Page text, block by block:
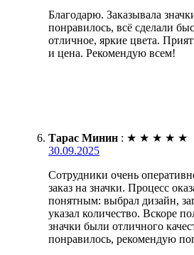
Благодарю. Заказывала
понравилось, всё сделали
отличное, яркие цвета.
и цена. Рекомендую всем!
Тарас Минин : ★ ★ ★ ★ ★
30.09.2025
Сотрудники очень
заказ на значки. Процесс
понятным: выбрал дизайн,
указал количество. Вскоре
значки были отличного
понравилось, рекомендую